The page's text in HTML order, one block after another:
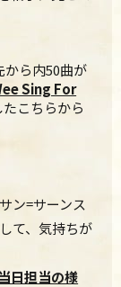
ら内50曲が
Sing For
こちらから
ン=サーンス
て、気持ちが
日担当の様